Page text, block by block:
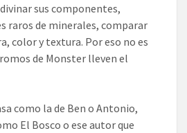
sus componentes,
raros de minerales, comparar
color y textura. Por eso no es
de Monster lleven el
como la de Ben o Antonio,
El Bosco o ese autor que